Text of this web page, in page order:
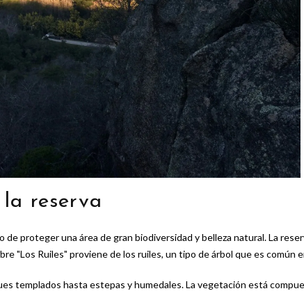
reserva
proteger una área de gran biodiversidad y belleza natural. La
"Los Ruiles" proviene de los ruiles, un tipo de árbol que es común
templados hasta estepas y humedales. La vegetación está